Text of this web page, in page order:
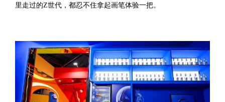
里走过的Z世代，都忍不住拿起画笔体验一把。